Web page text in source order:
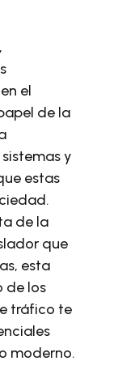
el
de la
y
estas
de la
que
esta
de los
tráfico te
moderno.